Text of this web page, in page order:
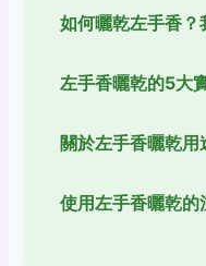
如何曬乾左手香
左手香曬乾的5大
關於左手香曬乾
使用左手香曬乾